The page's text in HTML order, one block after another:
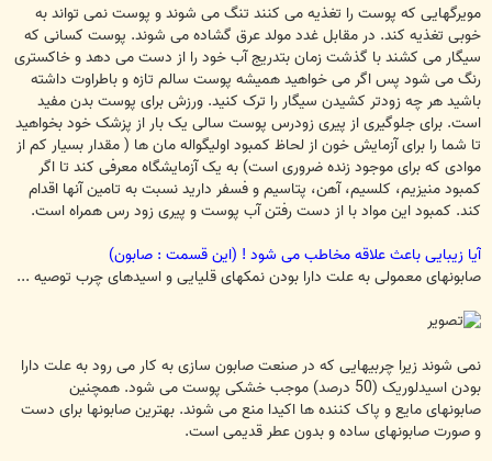
مویرگهایی که پوست را تغذیه می کنند تنگ می شوند و پوست نمی تواند به
خوبی تغذیه کند. در مقابل غدد مولد عرق گشاده می شوند. پوست کسانی که
سیگار می کشند با گذشت زمان بتدریج آب خود را از دست می دهد و خاکستری
رنگ می شود پس اگر می خواهید همیشه پوست سالم تازه و باطراوت داشته
باشید هر چه زودتر کشیدن سیگار را ترک کنید. ورزش برای پوست بدن مفید
است. برای جلوگیری از پیری زودرس پوست سالی یک بار از پزشک خود بخواهید
تا شما را برای آزمایش خون از لحاظ کمبود اولیگواله مان ها ( مقدار بسیار کم از
موادی که برای موجود زنده ضروری است) به یک آزمایشگاه معرفی کند تا اگر
کمبود منیزیم، کلسیم، آهن، پتاسیم و فسفر دارید نسبت به تامین آنها اقدام
کند. کمبود این مواد با از دست رفتن آب پوست و پیری زود رس همراه است.
آیا زیبایی باعث علاقه مخاطب می شود ! (این قسمت : صابون)
صابونهای معمولی به علت دارا بودن نمکهای قلیایی و اسیدهای چرب توصیه ...
نمی شوند زیرا چربیهایی که در صنعت صابون سازی به کار می رود به علت دارا
بودن اسیدلوریک (50 درصد) موجب خشکی پوست می شود. همچنین
صابونهای مایع و پاک کننده ها اکیدا منع می شوند. بهترین صابونها برای دست
و صورت صابونهای ساده و بدون عطر قدیمی است.